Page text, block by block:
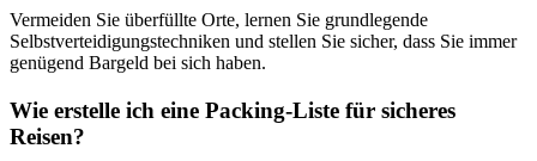
Vermeiden Sie überfüllte Orte, lernen Sie grundlegende
Selbstverteidigungstechniken und stellen Sie sicher, dass Sie immer
genügend Bargeld bei sich haben.
Wie erstelle ich eine Packing-Liste für sicheres
Reisen?